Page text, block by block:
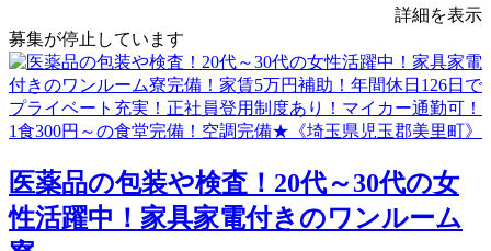
詳細を表示
募集が停止しています
医薬品の包装や検査！20代～30代の女
性活躍中！家具家電付きのワンルーム